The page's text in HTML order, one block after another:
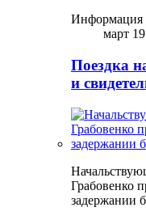
Информация
март
Поездка
и
Грабовенко
задержании